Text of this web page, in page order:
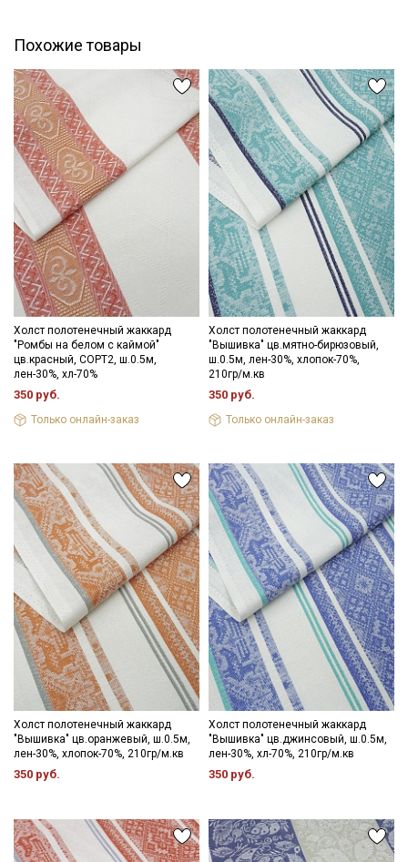
Похожие товары
Холст полотенечный жаккард
"Ромбы на белом с каймой"
цв.красный, СОРТ2, ш.0.5м,
лен-30%, хл-70%
350 руб.
Только онлайн-заказ
Холст полотенечный жаккард
"Вышивка" цв.мятно-бирюзовый,
ш.0.5м, лен-30%, хлопок-70%,
210гр/м.кв
350 руб.
Только онлайн-заказ
Холст полотенечный жаккард
"Вышивка" цв.оранжевый, ш.0.5м,
лен-30%, хлопок-70%, 210гр/м.кв
350 руб.
Холст полотенечный жаккард
"Вышивка" цв.джинсовый, ш.0.5м,
лен-30%, хл-70%, 210гр/м.кв
350 руб.
промокоды и скидки до 30% на узкие
Электронная почта
Подписаться
Ознакомлен(а) с
Политикой обработки персональных
данныхи даю
Согласие на обработку персональных
данных
ДаюСогласие на получение рекламных и
информационных рассылок